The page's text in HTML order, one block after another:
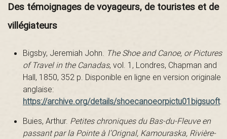
L
Des témoignages de voyageurs, de touristes et de
villégiateurs
Bigsby, Jeremiah John. The Shoe and Canoe, or Pictures
of Travel in the Canadas, vol. 1, Londres, Chapman and
Hall, 1850, 352 p. Disponible en ligne en version originale
anglaise:
https://archive.org/details/shoecanoeorpictu01bigsuoft.
Buies, Arthur. Petites chroniques du Bas-du-Fleuve en
passant par la Pointe à l’Orignal, Kamouraska, Rivière-